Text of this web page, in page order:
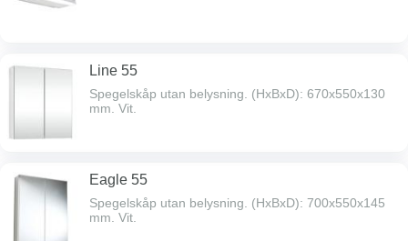
Line 55
Spegelskåp utan belysning. (HxBxD): 670x550x130
mm. Vit.
Eagle 55
Spegelskåp utan belysning. (HxBxD): 700x550x145
mm. Vit.